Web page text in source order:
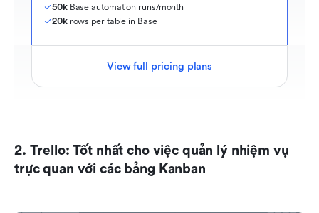
50k Base automation runs/month
20k rows per table in Base
View full pricing plans
2. Trello: Tốt nhất cho việc quản lý nhiệm vụ
trực quan với các bảng Kanban